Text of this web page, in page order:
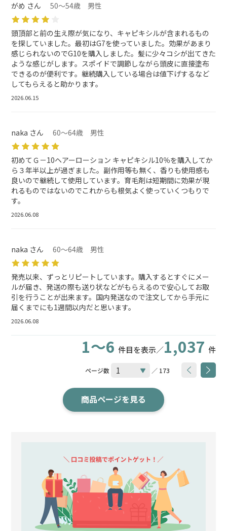
がめ さん 50～54歳 男性
頭頂部と前の生え際が気になり、キャピキシルが含まれるもの
を探していました。最初はG7を使っていました。効果があまり
感じられないのでG10を購入しました。髪に少々コシが出てきた
ような感じがします。スポイドで調節しながら頭皮に直接塗布
できるのが便利です。継続購入している場合は値下げするなど
してもらえると助かります。
2026.06.15
naka さん 60～64歳 男性
初めてＧ－10ヘアーローション キャピキシル10％を購入してか
ら３年半以上が過ぎました。副作用等も無く、香りも使用感も
良いので継続して使用しています。育毛剤は短期間に効果が現
れるものではないのでこれからも根気よく使っていくつもりで
す。
2026.06.08
naka さん 60～64歳 男性
発売以来、ずっとリピートしています。購入するとすぐにメー
ルが届き、発送の際も送り状などがもらえるので安心してお取
引を行うことが出来ます。国内発送なので注文してから手元に
届くまでにも1週間以内だと思います。
2026.06.08
1～6 件目を表示／1,037 件
ページ数 ／ 173
商品ページを見る